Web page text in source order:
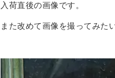
入荷直後の画像です。
また改めて画像を撮ってみた